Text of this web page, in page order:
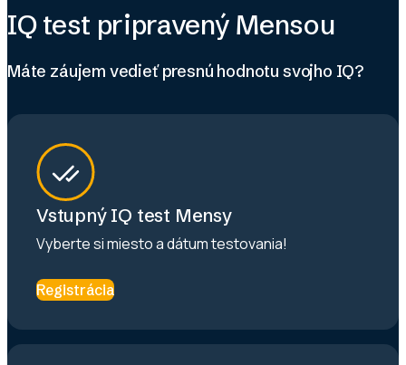
IQ test pripravený Mensou
Máte záujem vedieť presnú hodnotu svojho IQ?
Vstupný IQ test Mensy
Vyberte si miesto a dátum testovania!
Registrácia